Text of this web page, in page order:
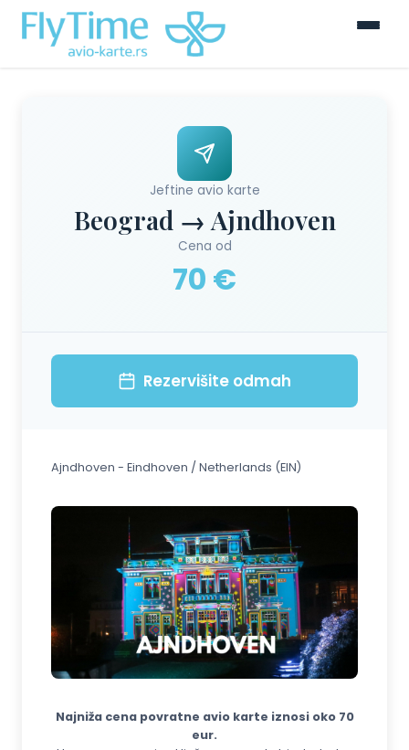
Jeftine avio karte
Beograd → Ajndhoven
Cena od
70 €
Rezervišite odmah
Ajndhoven - Eindhoven / Netherlands (EIN)
Najniža cena povratne avio karte iznosi oko 70
eur.